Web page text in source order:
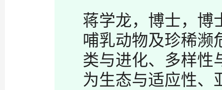
蒋学龙，博士，博
哺乳动物及珍稀濒
类与进化、多样性
为生态与适应性、